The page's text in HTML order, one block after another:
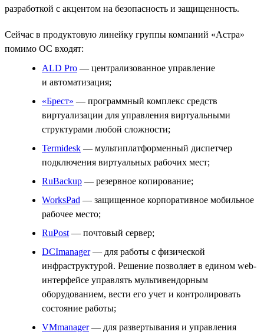
разработкой с акцентом на безопасность и защищенность.
Сейчас в продуктовую линейку группы компаний «Астра»
помимо ОС входят:
ALD Pro — централизованное управление
и автоматизация;
«Брест» — программный комплекс средств
виртуализации для управления виртуальными
структурами любой сложности;
Termidesk — мультиплатформенный диспетчер
подключения виртуальных рабочих мест;
RuBackup — резервное копирование;
WorksPad — защищенное корпоративное мобильное
рабочее место;
RuPost — почтовый сервер;
DCImanager— для работы с физической
инфраструктурой. Решение позволяет в едином web-
интерфейсе управлять мультивендорным
оборудованием, вести его учет и контролировать
состояние работы;
VMmanager— для развертывания и управления